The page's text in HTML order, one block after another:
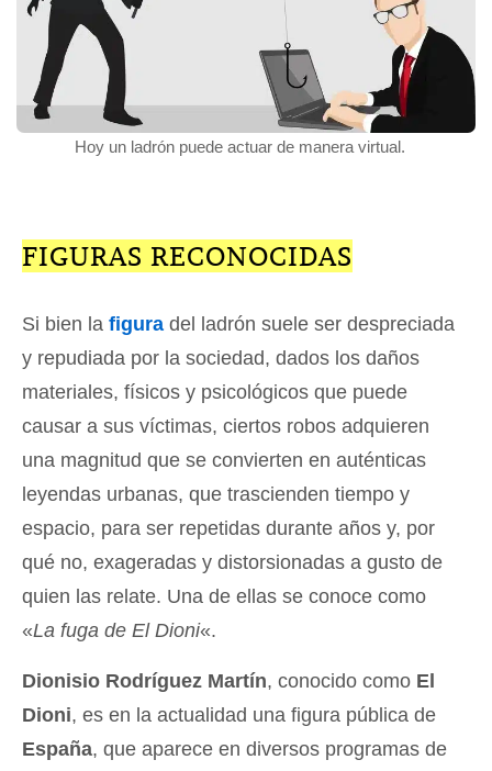
Hoy un ladrón puede actuar de manera virtual.
FIGURAS RECONOCIDAS
Si bien la figura del ladrón suele ser despreciada
y repudiada por la sociedad, dados los daños
materiales, físicos y psicológicos que puede
causar a sus víctimas, ciertos robos adquieren
una magnitud que se convierten en auténticas
leyendas urbanas, que trascienden tiempo y
espacio, para ser repetidas durante años y, por
qué no, exageradas y distorsionadas a gusto de
quien las relate. Una de ellas se conoce como
«La fuga de El Dioni«.
Dionisio Rodríguez Martín, conocido como El
Dioni, es en la actualidad una figura pública de
España, que aparece en diversos programas de